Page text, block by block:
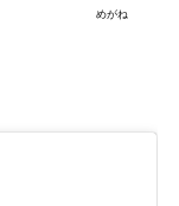
めがね